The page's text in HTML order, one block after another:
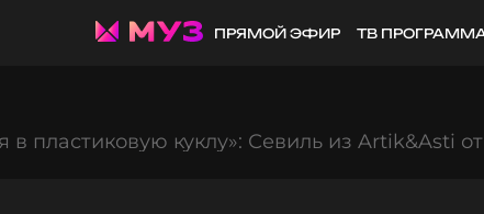
ПРЯМОЙ ЭФИР ТВ
пластиковую куклу»: Севиль из Artik&Asti